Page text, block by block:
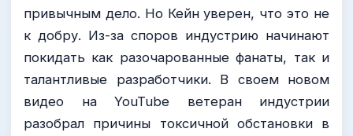
привычным дело. Но Кейн уверен, что это не
к добру. Из-за споров индустрию начинают
покидать как разочарованные фанаты, так и
талантливые разработчики. В своем новом
видео на YouTube ветеран индустрии
разобрал причины токсичной обстановки в